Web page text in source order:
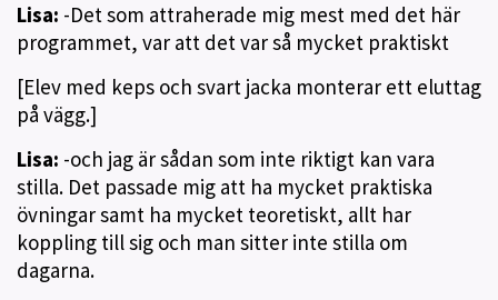
Lisa: -Det som attraherade mig mest med det här
programmet, var att det var så mycket praktiskt
[Elev med keps och svart jacka monterar ett eluttag
på vägg.]
Lisa: -och jag är sådan som inte riktigt kan vara
stilla. Det passade mig att ha mycket praktiska
övningar samt ha mycket teoretiskt, allt har
koppling till sig och man sitter inte stilla om
dagarna.